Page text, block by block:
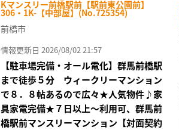
Kマンスリー前橋駅前【駅前東公園前】
306・1K-【中部屋】(No.725354)
前橋市
情報更新日 2026/08/02 21:57
【駐車場完備・オール電化】群馬前橋駅
まで徒歩５分 ウィークリーマンション
で８．８帖あるので広々★人気物件♪家
具家電完備★７日以上～利用可、群馬前
橋駅前マンスリーマンション【対面契約